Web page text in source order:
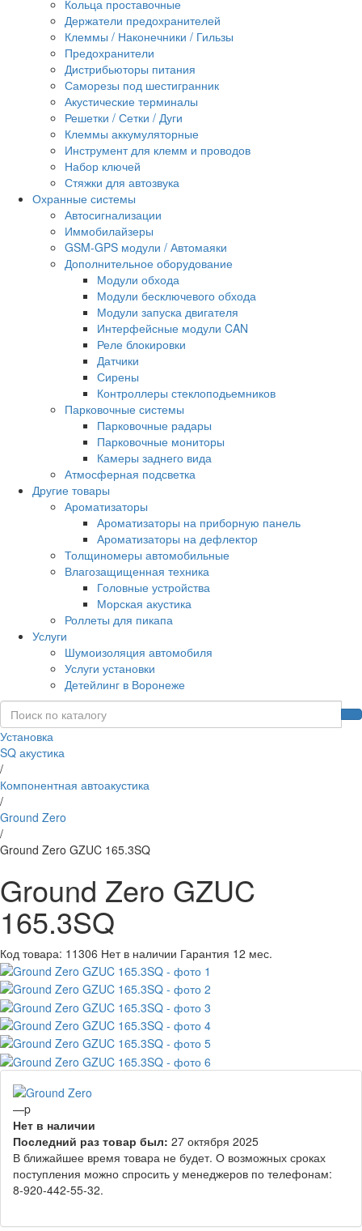
Кольца проставочные
Держатели предохранителей
Клеммы / Наконечники / Гильзы
Предохранители
Дистрибьюторы питания
Саморезы под шестигранник
Акустические терминалы
Решетки / Сетки / Дуги
Клеммы аккумуляторные
Инструмент для клемм и проводов
Набор ключей
Стяжки для автозвука
Охранные системы
Автосигнализации
Иммобилайзеры
GSM-GPS модули / Автомаяки
Дополнительное оборудование
Модули обхода
Модули бесключевого обхода
Модули запуска двигателя
Интерфейсные модули CAN
Реле блокировки
Датчики
Сирены
Контроллеры стеклоподьемников
Парковочные системы
Парковочные радары
Парковочные мониторы
Камеры заднего вида
Атмосферная подсветка
Другие товары
Ароматизаторы
Ароматизаторы на приборную панель
Ароматизаторы на дефлектор
Толщиномеры автомобильные
Влагозащищенная техника
Головные устройства
Морская акустика
Роллеты для пикапа
Услуги
Шумоизоляция автомобиля
Услуги установки
Детейлинг в Воронеже
Установка
SQ акустика
/
Компонентная автоакустика
/
Ground Zero
/
Ground Zero GZUC 165.3SQ
Ground Zero GZUC
165.3SQ
Код товара: 11306 Нет в наличии Гарантия 12 мес.
—p
Нет в наличии
Последний раз товар был: 27 октября 2025
В ближайшее время товара не будет. О возможных сроках
поступления можно спросить у менеджеров по телефонам:
8-920-442-55-32.